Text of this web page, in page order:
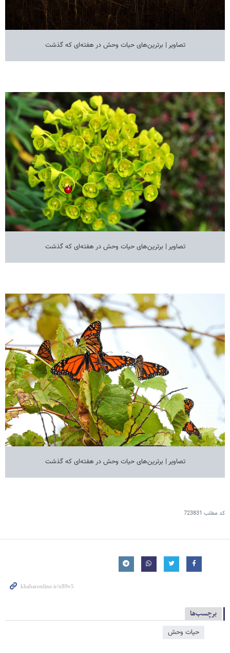
تصاویر | برترین‌های حیات وحش در هفته‌ای که گذشت
تصاویر | برترین‌های حیات وحش در هفته‌ای که گذشت
تصاویر | برترین‌های حیات وحش در هفته‌ای که گذشت
کد مطلب 723831
برچسب‌ها
حیات وحش